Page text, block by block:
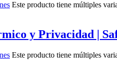
Este producto tiene múltiples
y Privacidad |
Este producto tiene múltiples